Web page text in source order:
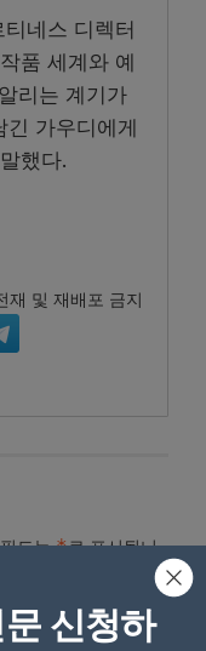
네스 디렉터
품 세계와 예
리는 계기가
긴 가우디에게
했다.
재 및 재배포 금지
드는*로 표시됩니
신청하